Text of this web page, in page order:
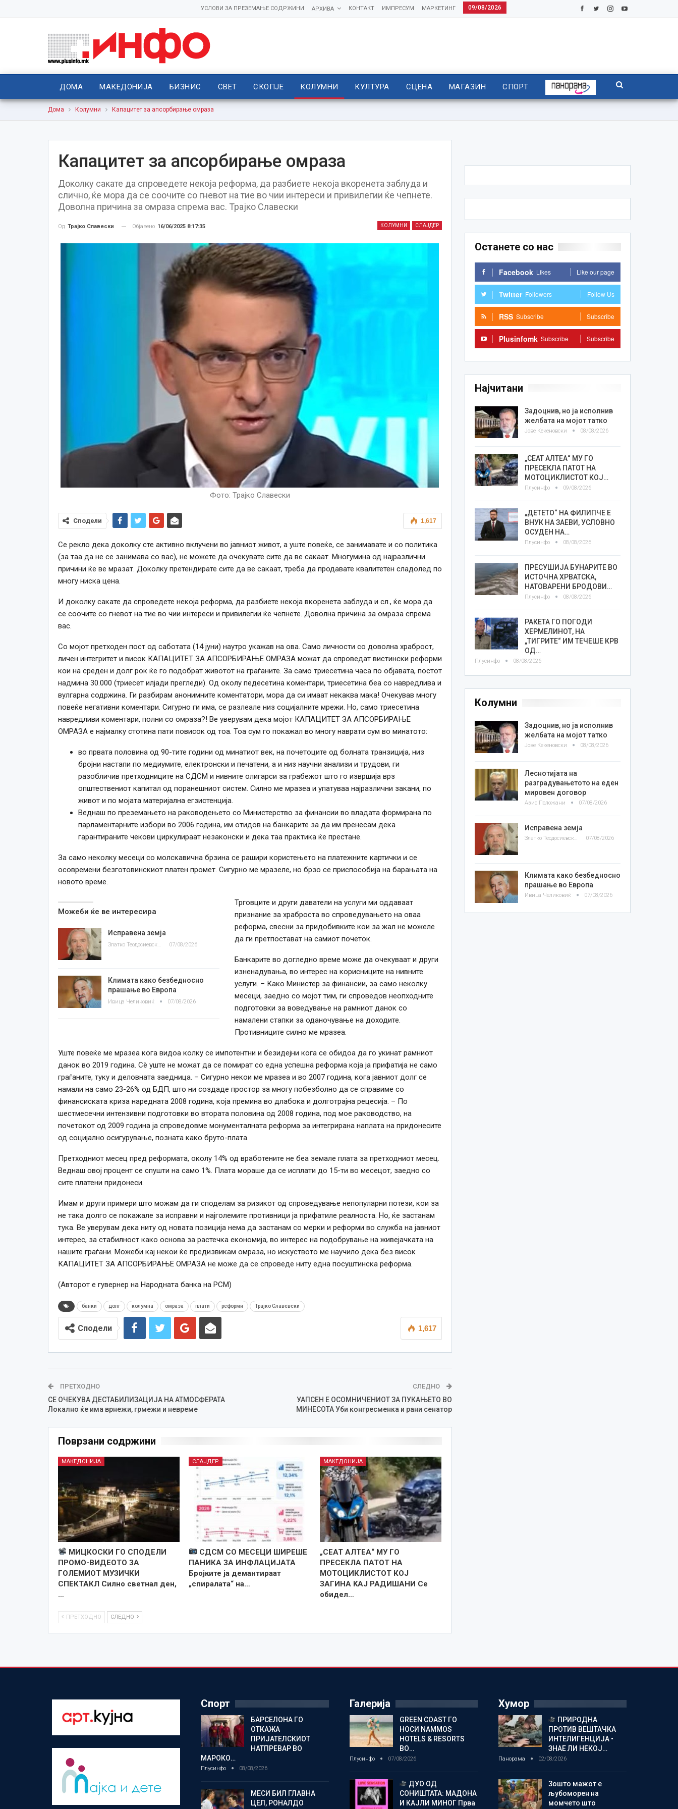
09/08/2026
МАРКЕТИНГ
ИМПРЕСУМ
КОНТАКТ
АРХИВА
УСЛОВИ ЗА ПРЕЗЕМАЊЕ СОДРЖИНИ
ДОМА МАКЕДОНИЈА БИЗНИС СВЕТ СКОПЈЕ КОЛУМНИ КУЛТУРА СЦЕНА МАГАЗИН СПОРТ
Дома Колумни Капацитет за апсорбирање омраза
Капацитет за апсорбирање омраза
Доколку сакате да спроведете некоја реформа, да разбиете некоја вкоренета заблуда и
слично, ќе мора да се соочите со гневот на тие во чии интереси и привилегии ќе чепнете.
Доволна причина за омраза спрема вас. Трајко Славески
КОЛУМНИ СЛАЈДЕР
Од Трајко Славески Објавено 16/06/2025 8:17:35
Фото: Трајко Славески
1,617
Сподели
Се рекло дека доколку сте активно вклучени во јавниот живот, а уште повеќе, се занимавате и со политика
(за таа да не се занимава со вас), не можете да очекувате сите да ве сакаат. Многумина од најразлични
причини ќе ве мразат. Доколку претендирате сите да ве сакаат, треба да продавате квалитетен сладолед по
многу ниска цена.
И доколку сакате да спроведете некоја реформа, да разбиете некоја вкоренета заблуда и сл. , ќе мора да
се соочите со гневот на тие во чии интереси и привилегии ќе чепнете. Доволна причина за омраза спрема
вас.
Со мојот претходен пост од саботата (14 јуни) наутро укажав на ова. Само личности со доволна храброст,
личен интегритет и висок КАПАЦИТЕТ ЗА АПСОРБИРАЊЕ ОМРАЗА можат да спроведат вистински реформи
кои на среден и долг рок ќе го подобрат животот на граѓаните. За само триесетина часа по објавата, постот
надмина 30.000 (триесет илјади прегледи). Од околу педесетина коментари, триесетина беа со навредлива и
вулгарна содржина. Ги разбирам анонимните коментатори, мора да си имаат некаква мака! Очекував многу
повеќе негативни коментари. Сигурно ги има, се разлеале низ социјалните мрежи. Но, само триесетина
навредливи коментари, полни со омраза?! Ве уверувам дека мојот КАПАЦИТЕТ ЗА АПСОРБИРАЊЕ
ОМРАЗА е најмалку стотина пати повисок од тоа. Тоа сум го покажал во многу наврати сум во минатото:
во првата половина од 90-тите години од минатиот век, на почетоците од болната транзиција, низ
бројни настапи по медиумите, електронски и печатени, а и низ научни анализи и трудови, ги
разобличив претходниците на СДСМ и нивните олигарси за грабежот што го извршија врз
општествениот капитал од поранешниот систем. Силно ме мразеа и упатуваа најразлични закани, по
живот и по мојата материјална егзистенција.
Веднаш по преземањето на раководењето со Министерство за финансии во владата формирана по
парламентарните избори во 2006 година, им отидов на банкарите за да им пренесам дека
гарантираните чекови циркулираат незаконски и дека таа практика ќе престане.
За само неколку месеци со молскавична брзина се рашири користењето на платежните картички и се
осовремени безготовинскиот платен промет. Сигурно ме мразеле, но брзо се приспособија на барањата на
новото време.
Можеби ќе ве интересира
Исправена земја
Златко Теодосиевски 07/08/2026
Климата како безбедносно
прашање во Европа
Ивица Челиковиќ 07/08/2026
Трговците и други даватели на услуги ми оддаваат
признание за храброста во спроведувањето на оваа
реформа, свесни за придобивките кои за жал не можеле
да ги претпостават на самиот почеток.
Банкарите во догледно време може да очекуваат и други
изненадувања, во интерес на корисниците на нивните
услуги. – Како Министер за финансии, за само неколку
месеци, заедно со мојот тим, ги спроведов неопходните
подготовки за воведување на рамниот данок со
намалени стапки за оданочување на доходите.
Противниците силно ме мразеа.
Уште повеќе ме мразеа кога видоа колку се импотентни и безидејни кога се обидоа да го укинат рамниот
данок во 2019 година . Сè уште не можат да се помират со една успешна реформа која ја прифатија не само
граѓаните, туку и деловната заедница. – Сигурно некои ме мразеа и во 2007 година, кога јавниот долг се
намали на само 23-26% од БДП, што ни создаде простор за многу побезболно да се справиме со
финансиската криза наредната 2008 година, која премина во длабока и долготрајна рецесија. – По
шестмесечни интензивни подготовки во втората половина од 2008 година, под мое раководство, на
почетокот од 2009 година ја спроведовме монументалната реформа за интегрирана наплата на придонесите
од социјално осигурување, позната како бруто-плата.
Претходниот месец пред реформата, околу 14% од вработените не беа земале плата за претходниот месец.
Веднаш овој процент се спушти на само 1%. Плата мораше да се исплати до 15-ти во месецот, заедно со
сите платени придонеси.
Имам и други примери што можам да ги споделам за ризикот од спроведување непопуларни потези, кои за
не така долго се покажале за исправни и најголемите противници ја прифатиле реалноста. Но, ќе застанам
тука. Ве уверувам дека ниту од новата позиција нема да застанам со мерки и реформи во служба на јавниот
интерес, за стабилност како основа за растечка економија, во интерес на подобрување на живејачката на
нашите граѓани. Можеби кај некои ќе предизвикам омраза, но искуството ме научило дека без висок
КАПАЦИТЕТ ЗА АПСОРБИРАЊЕ ОМРАЗА не може да се спроведе ниту една посуштинска реформа.
(Авторот е гувернер на Народната банка на РСМ)
банки долг колумна омраза плати реформи Трајко Славевски
1,617
Сподели
ПРЕТХОДНО
СЕ ОЧЕКУВА ДЕСТАБИЛИЗАЦИЈА НА АТМОСФЕРАТА
Локално ќе има врнежи, грмежи и невреме
СЛЕДНО
УАПСЕН Е ОСОМНИЧЕНИОТ ЗА ПУКАЊЕТО ВО
МИНЕСОТА Уби конгресменка и рани сенатор
Поврзани содржини
МАКЕДОНИЈА
МИЦКОСКИ ГО СПОДЕЛИ
ПРОМО-ВИДЕОТО ЗА
ГОЛЕМИОТ МУЗИЧКИ
СПЕКТАКЛ Силно светнал ден,
…
СЛАЈДЕР
СДСМ СО МЕСЕЦИ ШИРЕШЕ
ПАНИКА ЗА ИНФЛАЦИЈАТА
Бројките ја демантираат
„спиралата“ на…
МАКЕДОНИЈА
„СЕАТ АЛТЕА“ МУ ГО
ПРЕСЕКЛА ПАТОТ НА
МОТОЦИКЛИСТОТ КОЈ
ЗАГИНА KAJ РАДИШАНИ Се
обидел…
ПРЕТХОДНО СЛЕДНО
Останете со нас
Facebook Likes Like our page
Twitter Followers Follow Us
RSS Subscribe Subscribe
Plusinfomk Subscribe Subscribe
Најчитани
Задоцнив, но ја исполнив
желбата на мојот татко
Јове Кекеновски 08/08/2026
„СЕАТ АЛТЕА“ МУ ГО
ПРЕСЕКЛА ПАТОТ НА
МОТОЦИКЛИСТОТ КОЈ…
Плусинфо 09/08/2026
„ДЕТЕТО“ НА ФИЛИПЧЕ Е
ВНУК НА ЗАЕВИ, УСЛОВНО
ОСУДЕН НА…
Плусинфо 08/08/2026
ПРЕСУШИЈА БУНАРИТЕ ВО
ИСТОЧНА ХРВАТСКА,
НАТОВАРЕНИ БРОДОВИ…
Плусинфо 08/08/2026
РАКЕТА ГО ПОГОДИ
ХЕРМЕЛИНОТ, НА
„ТИГРИТЕ“ ИМ ТЕЧЕШЕ КРВ
ОД…
Плусинфо 08/08/2026
Колумни
Задоцнив, но ја исполнив
желбата на мојот татко
Јове Кекеновски 08/08/2026
Леснотијата на
разградувањетото на еден
мировен договор
Азис Положани 07/08/2026
Исправена земја
Златко Теодосиевски 07/08/2026
Климата како безбедносно
прашање во Европа
Ивица Челиковиќ 07/08/2026
Спорт
БАРСЕЛОНА ГО
ОТКАЖА
ПРИЈАТЕЛСКИОТ
НАТПРЕВАР ВО
МАРОКО…
Плусинфо 08/08/2026
МЕСИ БИЛ ГЛАВНА
ЦЕЛ, РОНАЛДО
Галерија
GREEN COAST ГО
НОСИ NAMMOS
HOTELS & RESORTS
ВО…
Плусинфо 07/08/2026
ДУО ОД
СОНИШТАТА: МАДОНА
И КАЈЛИ МИНОГ Прва
Хумор
ПРИРОДНА
ПРОТИВ ВЕШТАЧКА
ИНТЕЛИГЕНЦИЈА •
ЗНАЕ ЛИ НЕКОЈ…
Панорама 02/08/2026
Зошто мажот е
љубоморен на
момчето што